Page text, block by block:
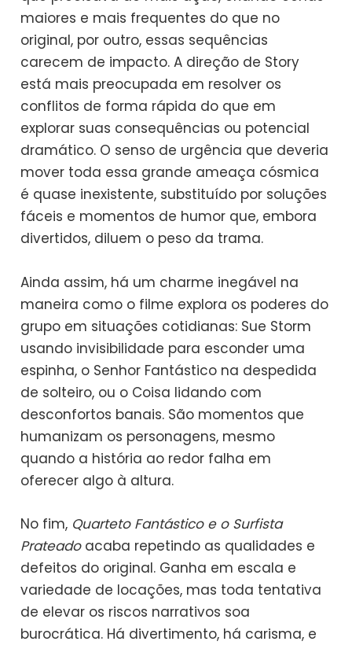
maiores e mais frequentes do que no
original, por outro, essas sequências
carecem de impacto. A direção de Story
está mais preocupada em resolver os
conflitos de forma rápida do que em
explorar suas consequências ou potencial
dramático. O senso de urgência que deveria
mover toda essa grande ameaça cósmica
é quase inexistente, substituído por soluções
fáceis e momentos de humor que, embora
divertidos, diluem o peso da trama.
Ainda assim, há um charme inegável na
maneira como o filme explora os poderes do
grupo em situações cotidianas: Sue Storm
usando invisibilidade para esconder uma
espinha, o Senhor Fantástico na despedida
de solteiro, ou o Coisa lidando com
desconfortos banais. São momentos que
humanizam os personagens, mesmo
quando a história ao redor falha em
oferecer algo à altura.
No fim, Quarteto Fantástico e o Surfista
Prateado acaba repetindo as qualidades e
defeitos do original. Ganha em escala e
variedade de locações, mas toda tentativa
de elevar os riscos narrativos soa
burocrática. Há divertimento, há carisma, e